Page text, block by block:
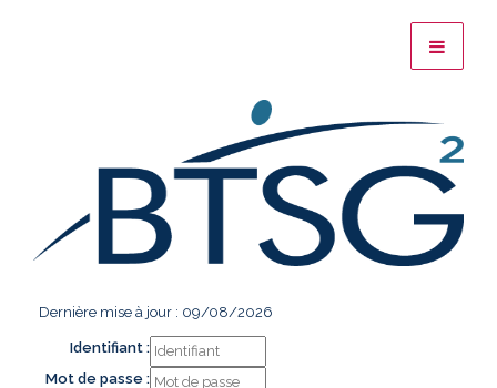
Dernière mise à jour : 09/08/2026
Identifiant :
Mot de passe :